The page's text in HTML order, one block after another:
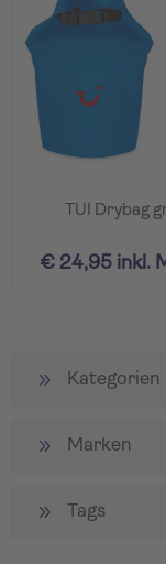
TUI Drybag
€ 24,95 inkl.
Kategorien
Marken
Tags